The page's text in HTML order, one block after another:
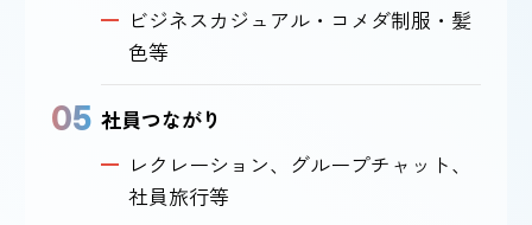
ビジネスカジュアル・コメダ制服・髪
色等
05 社員つながり
レクレーション、グループチャット、
社員旅行等